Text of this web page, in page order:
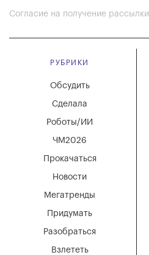
Согласие на получение рассылки
РУБРИКИ
Мегатренды
Придумать
Разобраться
Взлететь
Новости
Обсудить
Сделала
Роботы/ИИ
ЧМ2026
Прокачаться